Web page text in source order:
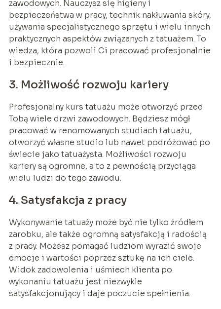
zawodowych. Nauczysz się higieny i
bezpieczeństwa w pracy, technik nakłuwania skóry,
używania specjalistycznego sprzętu i wielu innych
praktycznych aspektów związanych z tatuażem. To
wiedza, która pozwoli Ci pracować profesjonalnie
i bezpiecznie.
3. Możliwość rozwoju kariery
Profesjonalny kurs tatuażu może otworzyć przed
Tobą wiele drzwi zawodowych. Będziesz mógł
pracować w renomowanych studiach tatuażu,
otworzyć własne studio lub nawet podróżować po
świecie jako tatuażysta. Możliwości rozwoju
kariery są ogromne, a to z pewnością przyciąga
wielu ludzi do tego zawodu.
4. Satysfakcja z pracy
Wykonywanie tatuaży może być nie tylko źródłem
zarobku, ale także ogromną satysfakcją i radością
z pracy. Możesz pomagać ludziom wyrazić swoje
emocje i wartości poprzez sztukę na ich ciele.
Widok zadowolenia i uśmiech klienta po
wykonaniu tatuażu jest niezwykle
satysfakcjonujący i daje poczucie spełnienia.